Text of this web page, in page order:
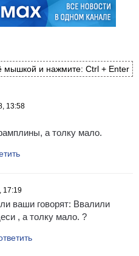
мышкой и нажмите: Ctrl + Enter
13:58
а толку мало.
17:19
ваши говорят: Ввалили
, а толку мало. ?